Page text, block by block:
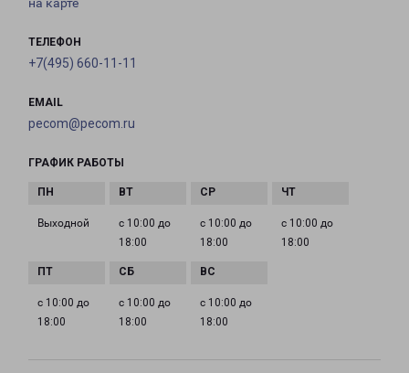
на карте
ТЕЛЕФОН
+7(495) 660-11-11
EMAIL
pecom@pecom.ru
ГРАФИК РАБОТЫ
Выходной
с 10:00 до
18:00
с 10:00 до
18:00
с 10:00 до
18:00
с 10:00 до
18:00
с 10:00 до
18:00
с 10:00 до
18:00